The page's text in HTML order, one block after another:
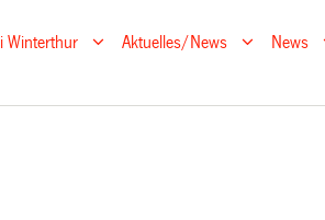
Winterthur Aktuelles/News
News